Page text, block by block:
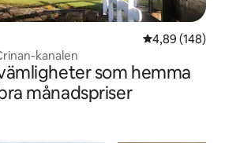
4,89 av 5 i
4,89 (148)
kanalen
som hemma
månadspriser